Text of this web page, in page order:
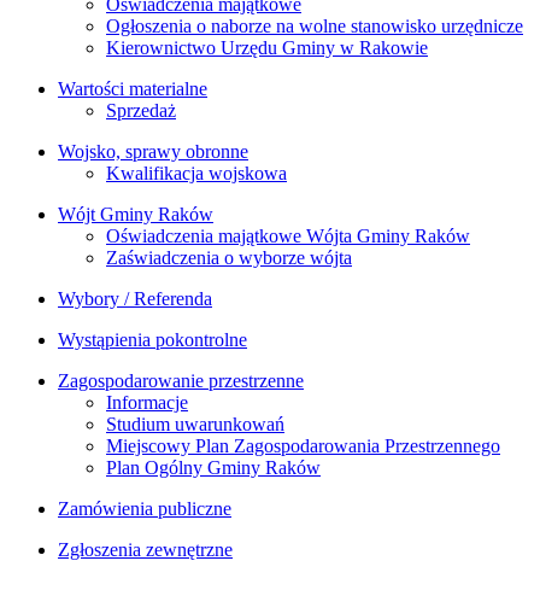
Ogłoszenia o naborze na wolne stanowisko urzędnicze
Kierownictwo Urzędu Gminy w Rakowie
Wartości materialne
Sprzedaż
Wojsko, sprawy obronne
Kwalifikacja wojskowa
Wójt Gminy Raków
Oświadczenia majątkowe Wójta Gminy Raków
Zaświadczenia o wyborze wójta
Wybory / Referenda
Wystąpienia pokontrolne
Zagospodarowanie przestrzenne
Informacje
Studium uwarunkowań
Miejscowy Plan Zagospodarowania Przestrzennego
Plan Ogólny Gminy Raków
Zamówienia publiczne
Zgłoszenia zewnętrzne